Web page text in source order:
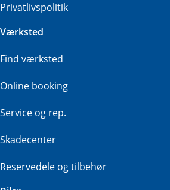
Privatlivspolitik
Værksted
Find værksted
Online booking
Service og rep.
Skadecenter
Reservedele og tilbehør